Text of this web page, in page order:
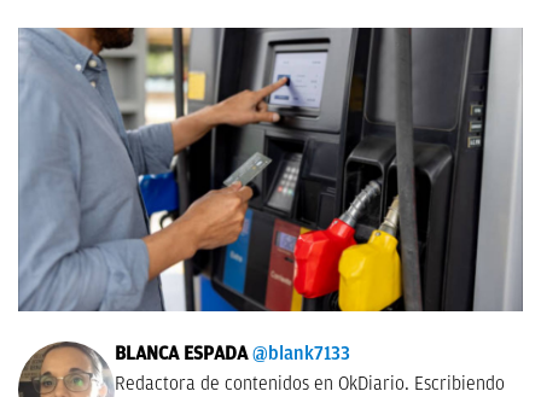
BLANCA ESPADA @blank7133
Redactora de contenidos en OkDiario. Escribiendo